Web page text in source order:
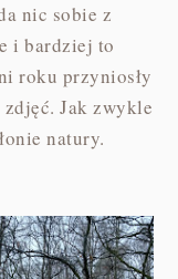
nic sobie z
i bardziej to
roku przyniosły
zdjęć. Jak zwykle
natury.